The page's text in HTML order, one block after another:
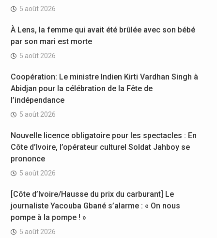
5 août 2026
À Lens, la femme qui avait été brûlée avec son bébé
par son mari est morte
5 août 2026
Coopération: Le ministre Indien Kirti Vardhan Singh à
Abidjan pour la célébration de la Fête de
l’indépendance
5 août 2026
Nouvelle licence obligatoire pour les spectacles : En
Côte d’Ivoire, l’opérateur culturel Soldat Jahboy se
prononce
5 août 2026
[Côte d’Ivoire/Hausse du prix du carburant] Le
journaliste Yacouba Gbané s’alarme : « On nous
pompe à la pompe ! »
5 août 2026